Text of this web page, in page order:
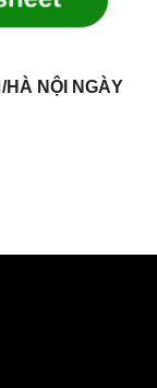
/HÀ NỘI NGÀY